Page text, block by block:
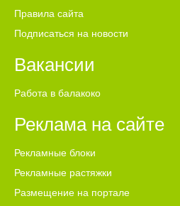
Правила сайта
Подписаться на новости
Вакансии
Работа в балакоко
Реклама на сайте
Рекламные блоки
Рекламные растяжки
Размещение на портале